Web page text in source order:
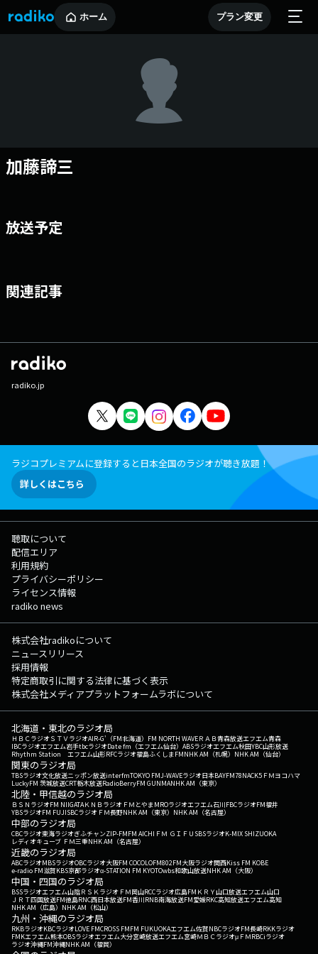
ホーム プラン変更
加藤諦三
放送予定
関連記事
radiko.jp
ラジコプレミアムに登録すると日本全国のラジオが聴き放題！
詳しくはこちら
聴取について
配信エリア
利用規約
プライバシーポリシー
ライセンス情報
radiko news
株式会社radikoについて
ニュースリリース
採用情報
特定商取引に関する法律に基づく表示
株式会社メディアプラットフォームラボについて
北海道・東北のラジオ局
ＨＢＣラジオＳＴＶラジオAIR-G'（FM北海道） FM NORTH WAVEＲＡＢ青森放送エフエム青森
IBCラジオエフエム岩手tbcラジオDate fm（エフエム仙台） ABSラジオエフエム秋田YBC山形放送
Rhythm Station エフエム山形RFCラジオ福島ふくしまFMNHK AM（札幌） NHK AM（仙台）
関東のラジオ局
TBSラジオ文化放送ニッポン放送interfmTOKYO FMJ-WAVEラジオ日本BAYFM78NACK5 ＦＭヨコハマ
LuckyFM 茨城放送CRT栃木放送RadioBerryFM GUNMANHK AM（東京）
北陸・甲信越のラジオ局
ＢＳＮラジオFM NIIGATAＫＮＢラジオ ＦＭとやまMROラジオエフエム石川FBCラジオFM福井
YBSラジオFM FUJISBCラジオ ＦＭ長野NHK AM（東京） NHK AM（名古屋）
中部のラジオ局
CBCラジオ東海ラジオぎふチャンZIP-FMFM AICHI ＦＭ ＧＩＦＵ SBSラジオK-MIX SHIZUOKA
レディオキューブ ＦＭ三重NHK AM（名古屋）
近畿のラジオ局
ABCラジオMBSラジオOBCラジオ大阪FM COCOLOFM802FM大阪ラジオ関西Kiss FM KOBE
e-radio FM滋賀KBS京都ラジオα-STATION FM KYOTOwbs和歌山放送NHK AM（大阪）
中国・四国のラジオ局
BSSラジオエフエム山陰ＲＳＫラジオ ＦＭ岡山RCCラジオ広島FM ＫＲＹ山口放送エフエム山口
ＪＲＴ四国放送FM徳島RNC西日本放送FM香川RNB南海放送FM愛媛RKC高知放送エフエム高知
NHK AM（広島） NHK AM（松山）
九州・沖縄のラジオ局
RKBラジオKBCラジオLOVE FMCROSS FMFM FUKUOKAエフエム佐賀NBCラジオFM長崎RKKラジオ
FMKエフエム熊本OBSラジオエフエム大分宮崎放送エフエム宮崎ＭＢＣラジオμＦＭRBCiラジオ
ラジオ沖縄FM沖縄NHK AM（福岡）